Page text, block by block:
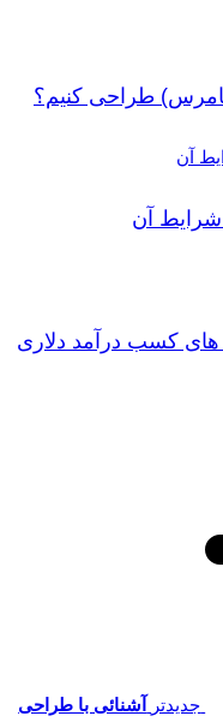
طراحی کنیم؟
شرایط آن
های کسب درآمد دلاری
جدیدتر
آشنائی با طراحی